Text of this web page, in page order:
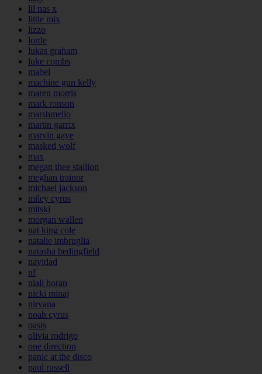
lil nas x
little mix
lizzo
lorde
lukas graham
luke combs
mabel
machine gun kelly
maren morris
mark ronson
marshmello
martin garrix
marvin gaye
masked wolf
max
megan thee stallion
meghan trainor
michael jackson
miley cyrus
mitski
morgan wallen
nat king cole
natalie imbruglia
natasha bedingfield
navidad
nf
niall horan
nicki minaj
nirvana
noah cyrus
oasis
olivia rodrigo
one direction
panic at the disco
paul russell